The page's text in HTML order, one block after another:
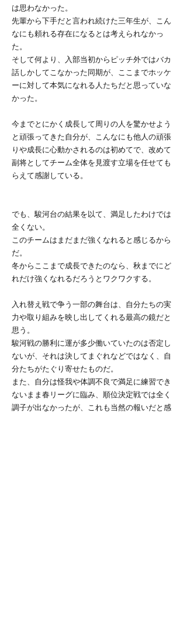
は思わなかった。
先輩から下手だと言われ続けた三年生が、こん
なにも頼れる存在になるとは考えられなかっ
た。
そして何より、入部当初からピッチ外ではバカ
話しかしてこなかった同期が、ここまでホッケ
ーに対して本気になれる人たちだと思っていな
かった。
今までとにかく成長して周りの人を驚かせよう
と頑張ってきた自分が、こんなにも他人の頑張
りや成長に心動かされるのは初めてで、改めて
副将としてチーム全体を見渡す立場を任せても
らえて感謝している。
でも、駿河台の結果を以て、満足したわけでは
全くない。
このチームはまだまだ強くなれると感じるから
だ。
冬からここまで成長できたのなら、秋までにど
れだけ強くなれるだろうとワクワクする。
入れ替え戦で争う一部の舞台は、自分たちの実
力や取り組みを映し出してくれる最高の鏡だと
思う。
駿河戦の勝利に運が多少働いていたのは否定し
ないが、それは決してまぐれなどではなく、自
分たちがたぐり寄せたものだ。
また、自分は怪我や体調不良で満足に練習でき
ないまま春リーグに臨み、順位決定戦では全く
調子が出なかったが、これも当然の報いだと感